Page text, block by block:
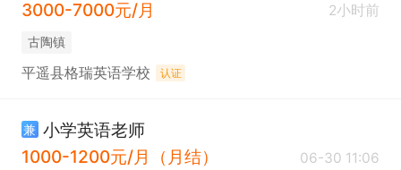
3000-7000元/月
2小时前
古陶镇
平遥县格瑞英语学校 认证
兼 小学英语老师
1000-1200元/月（月结）
06-30 11:06